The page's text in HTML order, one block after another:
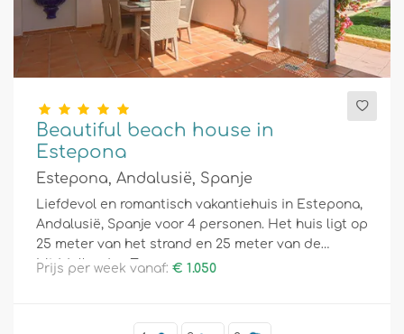
Comfort
Diensten
Uitzichten
Aanvullend
Beautiful beach house in
Estepona
Estepona, Andalusië, Spanje
Liefdevol en romantisch vakantiehuis in Estepona,
Andalusië, Spanje voor 4 personen. Het huis ligt op
25 meter van het strand en 25 meter van de
Middellandse Zee.
Prijs per week vanaf: € 1.050